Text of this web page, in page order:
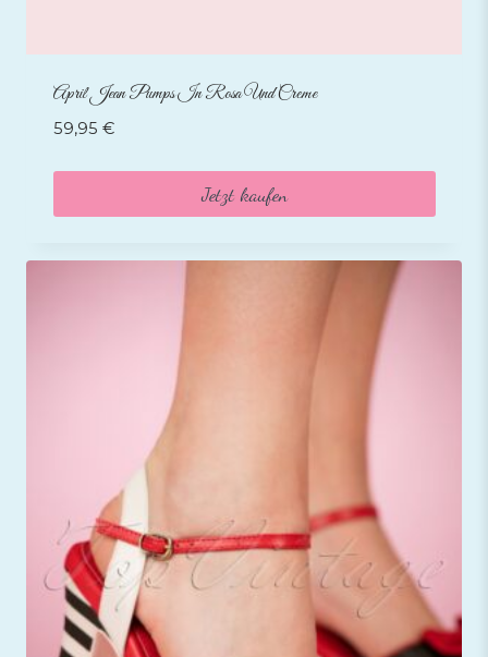
April Jean Pumps In Rosa Und Creme
59,95 €
Jetzt kaufen